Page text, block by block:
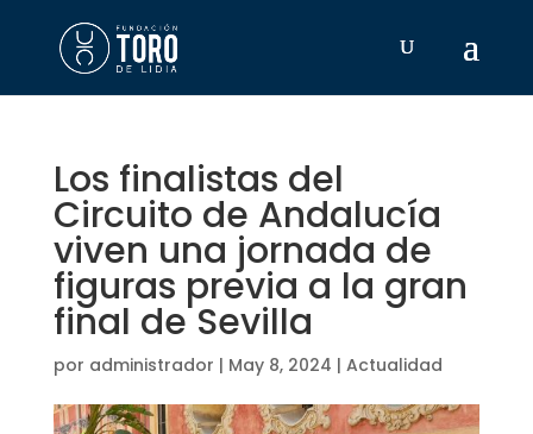
Los finalistas del
Circuito de Andalucía
viven una jornada de
figuras previa a la gran
final de Sevilla
por administrador | May 8, 2024 | Actualidad